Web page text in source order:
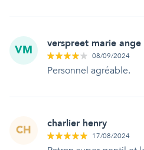
VM verspreet marie ange
08/09/2024
Personnel agréable.
CH charlier henry
17/08/2024